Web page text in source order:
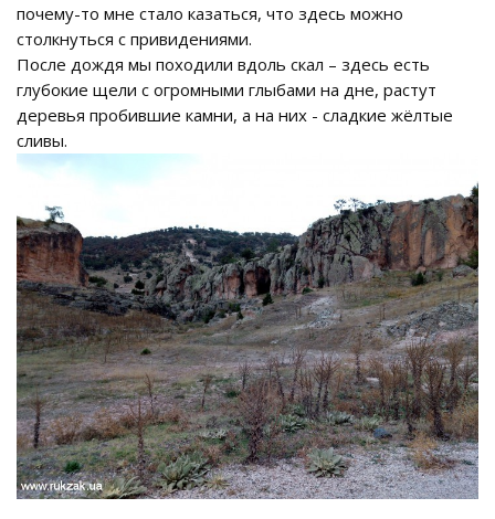
почему-то мне стало казаться, что здесь можно
столкнуться с привидениями.
После дождя мы походили вдоль скал – здесь есть
глубокие щели с огромными глыбами на дне, растут
деревья пробившие камни, а на них - сладкие жёлтые
сливы.